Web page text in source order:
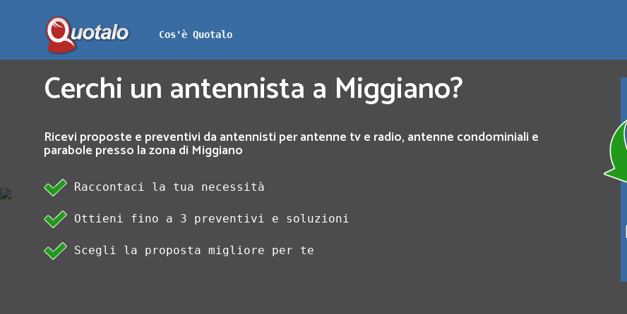
Cos'è Quotalo
Cerchi un antennista a Miggiano?
Ricevi proposte e preventivi da antennisti per antenne tv e radio, antenne condominiali e
parabole presso la zona di Miggiano
Raccontaci la tua necessità
Ottieni fino a 3 preventivi e soluzioni
Scegli la proposta migliore per te